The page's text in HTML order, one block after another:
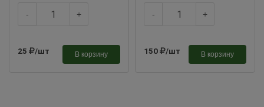
- +
25 /шт В корзину
- +
150 /шт В корзину